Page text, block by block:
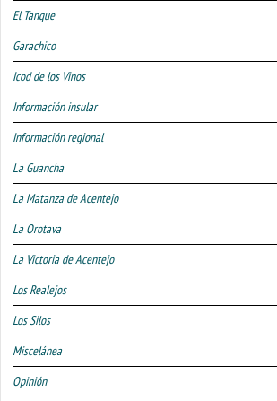
El Tanque
Garachico
Icod de los Vinos
Información insular
Información regional
La Guancha
La Matanza de Acentejo
La Orotava
La Victoria de Acentejo
Los Realejos
Los Silos
Miscelánea
Opinión